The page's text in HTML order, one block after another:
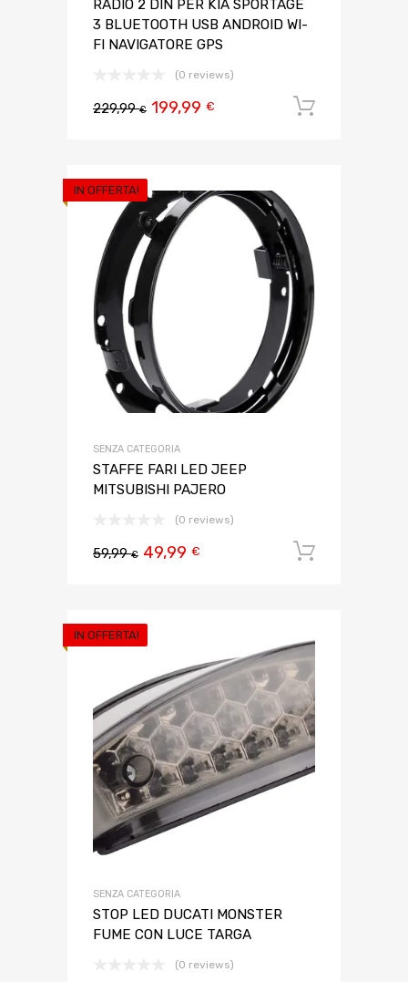
RADIO 2 DIN PER KIA SPORTAGE
3 BLUETOOTH USB ANDROID WI-
FI NAVIGATORE GPS
(0 reviews)
229,99€ 199,99 €
IN OFFERTA!
SENZA CATEGORIA
STAFFE FARI LED JEEP
MITSUBISHI PAJERO
(0 reviews)
59,99€ 49,99 €
IN OFFERTA!
SENZA CATEGORIA
STOP LED DUCATI MONSTER
FUME CON LUCE TARGA
(0 reviews)